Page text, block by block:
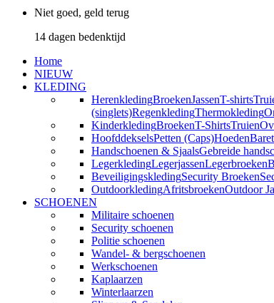
Niet goed, geld terug
14 dagen bedenktijd
Home
NIEUW
KLEDING
HerenkledingBroekenJassenT-shirts
(singlets)RegenkledingThermokleding
KinderkledingBroekenT-ShirtsTruien
HoofddekselsPetten (Caps)Hoeden
Handschoenen & SjaalsGebreide
LegerkledingLegerjassenLegerbroeken
BeveiligingskledingSecurity Broeken
OutdoorkledingAfritsbroekenOutdoor
SCHOENEN
Militaire schoenen
Security schoenen
Politie schoenen
Wandel- & bergschoenen
Werkschoenen
Kaplaarzen
Winterlaarzen